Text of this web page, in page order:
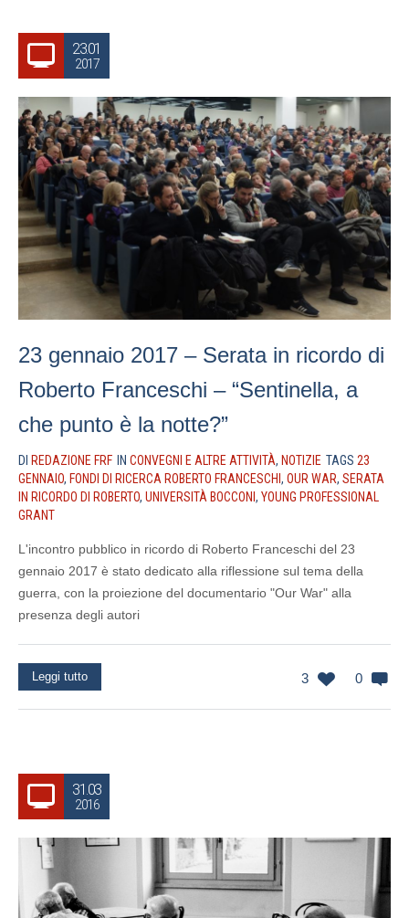
23.01
2017
23 gennaio 2017 – Serata in ricordo di
Roberto Franceschi – “Sentinella, a
che punto è la notte?”
DI REDAZIONE FRF IN CONVEGNI E ALTRE ATTIVITÀ, NOTIZIE TAGS 23
GENNAIO, FONDI DI RICERCA ROBERTO FRANCESCHI , OUR WAR, SERATA
IN RICORDO DI ROBERTO, UNIVERSITÀ BOCCONI , YOUNG PROFESSIONAL
GRANT
L'incontro pubblico in ricordo di Roberto Franceschi del 23
gennaio 2017 è stato dedicato alla riflessione sul tema della
guerra, con la proiezione del documentario "Our War" alla
presenza degli autori
3 0
Leggi tutto
31.03
2016